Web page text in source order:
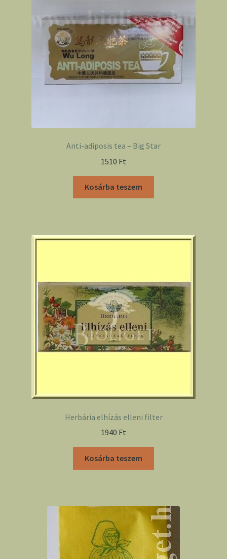
Anti-adiposis tea – Big Star
1510 Ft
Kosárba teszem
Herbária elhízás elleni filter
1940 Ft
Kosárba teszem